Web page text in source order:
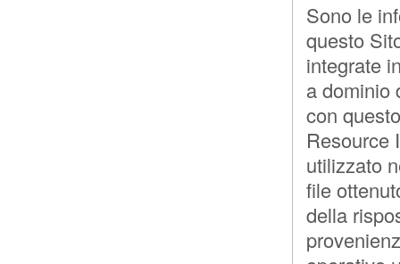
Sono le
questo
integrate
a dominio
con
Resource
utilizzato
file
della